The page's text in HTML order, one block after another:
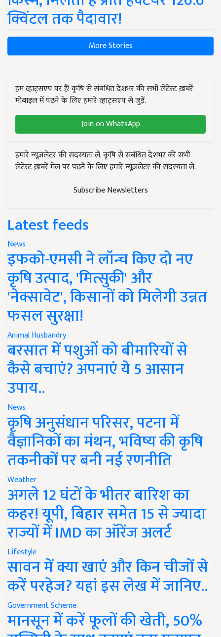
क्विंटल तक पैदावार!
More Stories
हम व्हाट्सएप पर हैं! कृषि से संबंधित देशभर की सभी लेटेस्ट ख़बरें
मोबाइल में पढ़ने के लिए हमारे व्हाट्सएप से जुड़ें.
Join on WhatsApp
हमारे न्यूज़लेटर की सदस्यता लें. कृषि से संबंधित देशभर की सभी
लेटेस्ट ख़बरें मेल पर पढ़ने के लिए हमारे न्यूज़लेटर की सदस्यता लें.
Subscribe Newsletters
Latest feeds
News
इफको-एमसी ने लॉन्च किए दो नए
कृषि उत्पाद, 'मित्सुकी' और
'नेक्सावेट', किसानों को मिलेगी उन्नत
फसल सुरक्षा!
Animal Husbandry
बरसात में पशुओं को बीमारियों से
कैसे बचाएं? अपनाएं ये 5 आसान
उपाय..
News
कृषि अनुसंधान परिसर, पटना में
वैज्ञानिकों का मंथन, भविष्य की कृषि
तकनीकों पर बनी नई रणनीति
Weather
अगले 12 घंटों के भीतर बारिश का
कहर! यूपी, बिहार समेत 15 से ज्यादा
राज्यों में IMD का ऑरेंज अलर्ट
Lifestyle
सावन में क्या खाएं और किन चीजों से
करें परहेज? यहां इस लेख में जानिए..
Government Scheme
मानसून में करें फूलों की खेती, 50%